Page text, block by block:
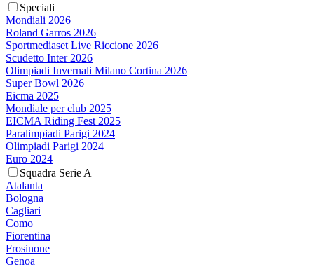
Speciali
Mondiali 2026
Roland Garros 2026
Sportmediaset Live Riccione 2026
Scudetto Inter 2026
Olimpiadi Invernali Milano Cortina 2026
Super Bowl 2026
Eicma 2025
Mondiale per club 2025
EICMA Riding Fest 2025
Paralimpiadi Parigi 2024
Olimpiadi Parigi 2024
Euro 2024
Squadra Serie A
Atalanta
Bologna
Cagliari
Como
Fiorentina
Frosinone
Genoa